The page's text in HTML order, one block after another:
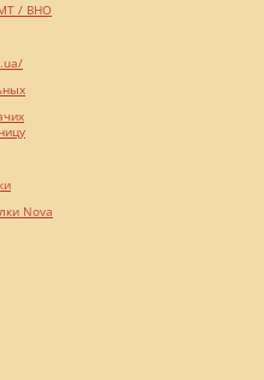
/ ВНО
Nova